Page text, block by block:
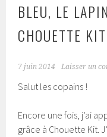
BLEU, LE
CHOUETTE
7 juin 2014 Laisser un
Salut les copains !
Encore une fois, j’ai
grâce à Chouette Kit.